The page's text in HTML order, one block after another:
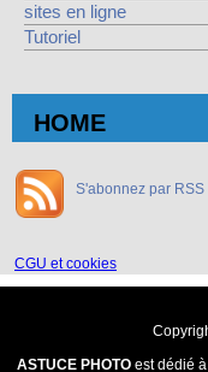
sites en ligne
Tutoriel
HOME
S'abonnez par RSS
CGU et cookies
ASTUCE PHOTOest dédié à